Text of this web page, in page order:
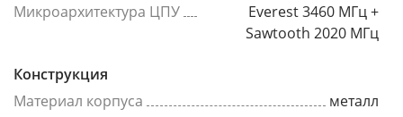
Микроархитектура ЦПУ
Everest 3460 МГц +
Sawtooth 2020 МГц
Конструкция
Материал корпуса
металл